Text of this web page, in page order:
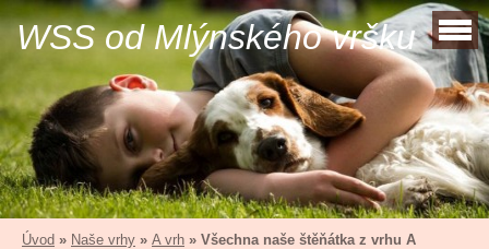
WSS od Mlýnského vršku
Úvod » Naše vrhy » A vrh » Všechna naše štěňátka z vrhu A